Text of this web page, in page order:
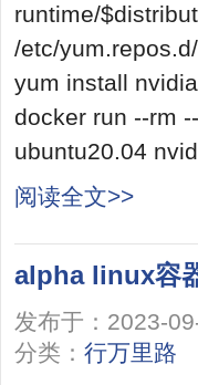
runtime/
/etc/
yum install
docker run --rm
ubuntu20.04
阅读全文>>
alpha linux容
发布于：2023-
分类： 行万里路